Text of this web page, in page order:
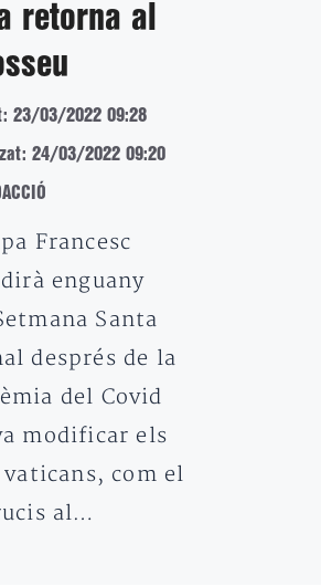
retorna al
23/03/2022 09:28
24/03/2022 09:20
Francesc
enguany
Santa
després de la
del Covid
modificar els
com el
al…